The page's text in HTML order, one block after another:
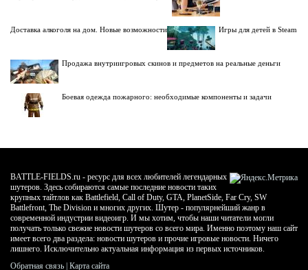
Доставка алкоголя на дом. Новые возможности Игры для детей в Steam
Продажа внутриигровых скинов и предметов на реальные деньги
Боевая одежда пожарного: необходимые компоненты и задачи
BATTLE-FIELDS.ru - ресурс для всех любителей легендарных
шутеров. Здесь собираются самые последние новости таких
крупных тайтлов как Battlefield, Call of Duty, GTA, PlanetSide, Far Cry, SW
Battlefront, The Division и многих других. Шутер - популярнейший жанр в
современной индустрии видеоигр. И мы хотим, чтобы наши читатели могли
получать только свежие новости шутеров со всего мира. Именно поэтому наш сайт
имеет всего два раздела: новости шутеров и прочие игровые новости. Ничего
лишнего. Исключительно актуальная информация из первых источников.
Обратная связь Карта сайта